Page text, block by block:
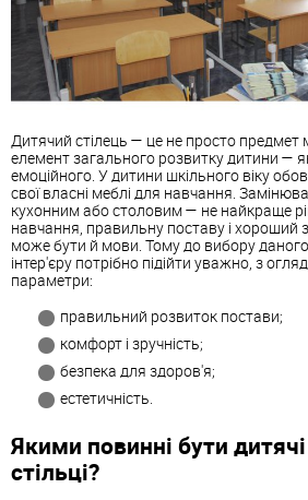
Дитячий стілець — це не просто предмет
елемент загального розвитку дитини —
емоційного. У дитини шкільного віку
свої власні меблі для навчання.
кухонним або столовим — не найкраще
навчання, правильну поставу і хороший
може бути й мови. Тому до вибору
інтер'єру потрібно підійти уважно, з
параметри:
правильний розвиток постави;
комфорт і зручність;
безпека для здоров'я;
естетичність.
Якими повинні бути
стільці?